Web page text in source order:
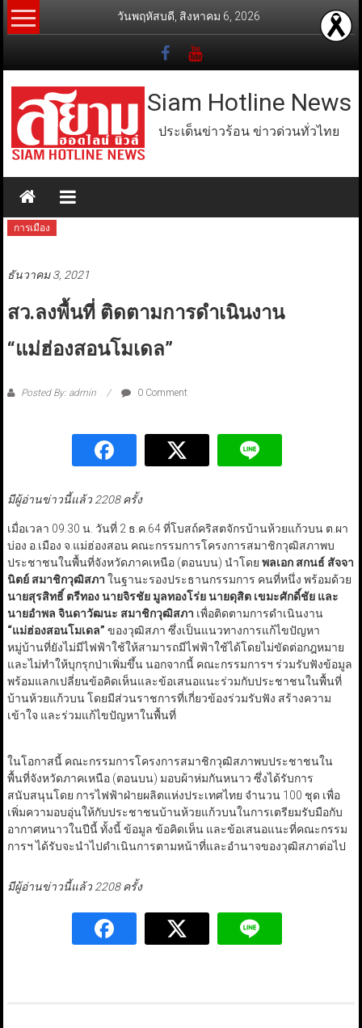
Skip
to
วันพฤหัสบดี, สิงหาคม 6, 2026
Siam Hotline News
ประเด็นข่าวร้อน ข่าวด่วนทั่วไทย
การเมือง
ธันวาคม 3, 2021
สว.ลงพื้นที่ ติดตามการดำเนินงาน
“แม่ฮ่องสอนโมเดล”
Posted By: admin 0 Comment
มีผู้อ่านข่าวนี้แล้ว 2208 ครั้ง
เมื่อเวลา 09.30 น. วันที่ 2 ธ.ค.64 ที่โบสถ์คริสตจักรบ้านห้วยแก้วบน ต.ผา
บ่อง อ.เมือง จ.แม่ฮ่องสอน คณะกรรมการโครงการสมาชิกวุฒิสภาพบ
ประชาชนในพื้นที่จังหวัดภาคเหนือ (ตอนบน) นำโดย พลเอก สกนธ์ สัจจา
นิตย์ สมาชิกวุฒิสภา ในฐานะรองประธานกรรมการ คนที่หนึ่ง พร้อมด้วย
นายสุรสิทธิ์ ตรีทอง นายจิรชัย มูลทองโร่ย นายดุสิต เขมะศักดิ์ชัย และ
นายอำพล จินดาวัฒนะ สมาชิกวุฒิสภา เพื่อติดตามการดำเนินงาน
“แม่ฮ่องสอนโมเดล” ของวุฒิสภา ซึ่งเป็นแนวทางการแก้ไขปัญหา
หมู่บ้านที่ยังไม่มีไฟฟ้าใช้ให้สามารถมีไฟฟ้าใช้ได้โดยไม่ขัดต่อกฎหมาย
และไม่ทำให้บุกรุกป่าเพิ่มขึ้น นอกจากนี้ คณะกรรมการฯ ร่วมรับฟังข้อมูล
พร้อมแลกเปลี่ยนข้อคิดเห็นและข้อเสนอแนะร่วมกับประชาชนในพื้นที่
บ้านห้วยแก้วบน โดยมีส่วนราชการที่เกี่ยวข้องร่วมรับฟัง สร้างความ
เข้าใจ และร่วมแก้ไขปัญหาในพื้นที่
ในโอกาสนี้ คณะกรรมการโครงการสมาชิกวุฒิสภาพบประชาชนใน
พื้นที่จังหวัดภาคเหนือ (ตอนบน) มอบผ้าห่มกันหนาว ซึ่งได้รับการ
สนับสนุนโดย การไฟฟ้าฝ่ายผลิตแห่งประเทศไทย จำนวน 100 ชุด เพื่อ
เพิ่มความอบอุ่นให้กับประชาชนบ้านห้วยแก้วบนในการเตรียมรับมือกับ
อากาศหนาวในปีนี้ ทั้งนี้ ข้อมูล ข้อคิดเห็น และข้อเสนอแนะที่คณะกรรม
การฯ ได้รับจะนำไปดำเนินการตามหน้าที่และอำนาจของวุฒิสภาต่อไป
มีผู้อ่านข่าวนี้แล้ว 2208 ครั้ง